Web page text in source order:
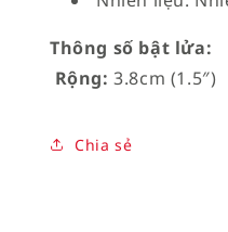
Thông số bật lửa:
Rộng: 3.8cm (1.5″)
Chia sẻ